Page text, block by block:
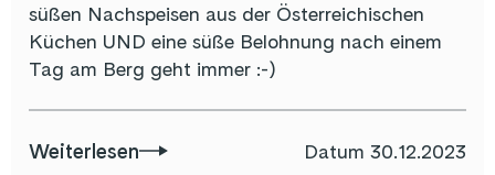
süßen Nachspeisen aus der Österreichischen
Küchen UND eine süße Belohnung nach einem
Tag am Berg geht immer :-)
Weiterlesen Datum 30.12.2023